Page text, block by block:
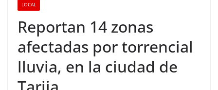
LOCAL
Reportan 14 zonas
afectadas por torrencial
lluvia, en la ciudad de